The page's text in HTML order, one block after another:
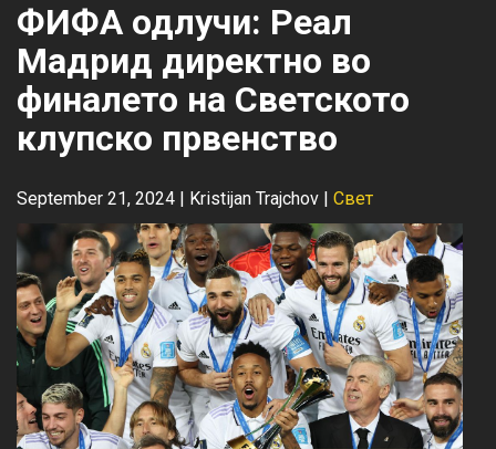
ФИФА одлучи: Реал
Мадрид директно во
финалето на Светското
клупско првенство
September 21, 2024 | Kristijan Trajchov | Свет